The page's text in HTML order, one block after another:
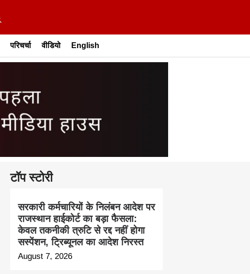
परिचर्चा वीडियो English
टॉप स्टोरी
सरकारी कर्मचारियों के निलंबन आदेश पर
राजस्थान हाईकोर्ट का बड़ा फैसला:
केवल तकनीकी त्रुटि से रद्द नहीं होगा
सस्पेंशन, ट्रिब्यूनल का आदेश निरस्त
August 7, 2026